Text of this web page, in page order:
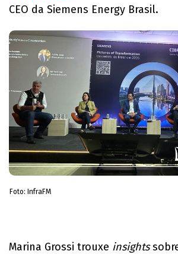
CEO da Siemens Energy Brasil.
Foto: InfraFM
Marina Grossi trouxe insights